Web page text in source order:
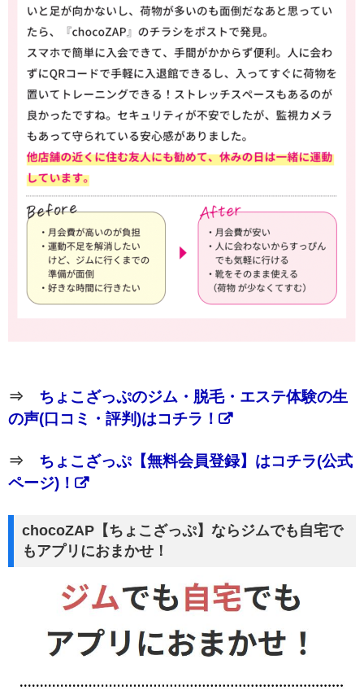
⇒ ちょこざっぷのジム・脱毛・エステ体験の生
の声(口コミ・評判)はコチラ！
⇒ ちょこざっぷ【無料会員登録】はコチラ(公式
ページ)！
chocoZAP【ちょこざっぷ】ならジムでも自宅で
もアプリにおまかせ！